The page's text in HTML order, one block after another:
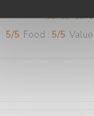
: 5/5 Food : 5/5 Value